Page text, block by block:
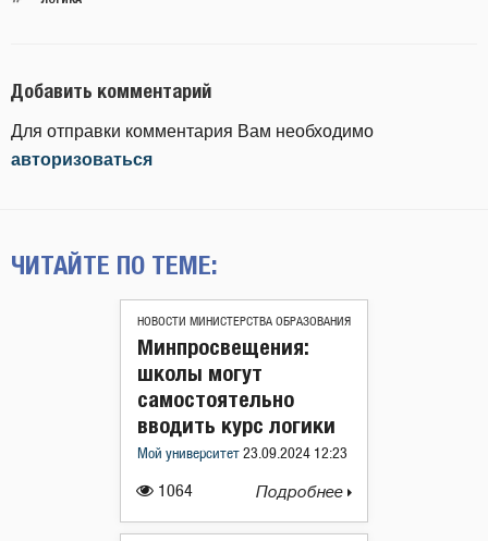
Добавить комментарий
Для отправки комментария Вам необходимо
авторизоваться
ЧИТАЙТЕ ПО ТЕМЕ:
НОВОСТИ МИНИСТЕРСТВА ОБРАЗОВАНИЯ
1064
Минпросвещения:
школы могут
самостоятельно
вводить курс логики
Мой университет 23.09.2024 12:23
Подробнее